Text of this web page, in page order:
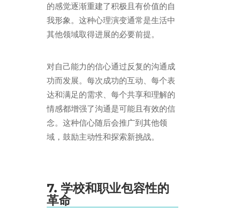
的感觉逐渐重建了积极且有价值的自
我形象。这种心理演变通常是生活中
其他领域取得进展的必要前提。
对自己能力的信心通过反复的沟通成
功而发展。每次成功的互动、每个表
达和满足的需求、每个共享和理解的
情感都增强了沟通是可能且有效的信
念。这种信心随后会推广到其他领
域，鼓励主动性和探索新挑战。
7. 学校和职业包容性的
革命